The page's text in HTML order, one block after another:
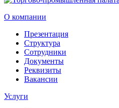
О компании
Презентация
Структура
Сотрудники
Документы
Реквизиты
Вакансии
Услуги